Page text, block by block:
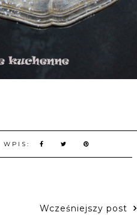
WPIS:
Wcześniejszy post